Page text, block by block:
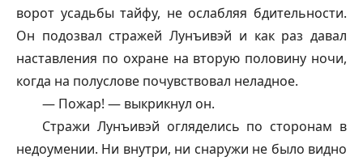
ворот усадьбытайфу, не ослабляя бдительности.
Он подозвал стражей Лунъивэй и как раз давал
наставления по охране на вторую половину ночи,
когда на полуслове почувствовал неладное.
— Пожар! — выкрикнул он.
Стражи Лунъивэй огляделись по сторонам в
недоумении. Ни внутри, ни снаружи не было видно